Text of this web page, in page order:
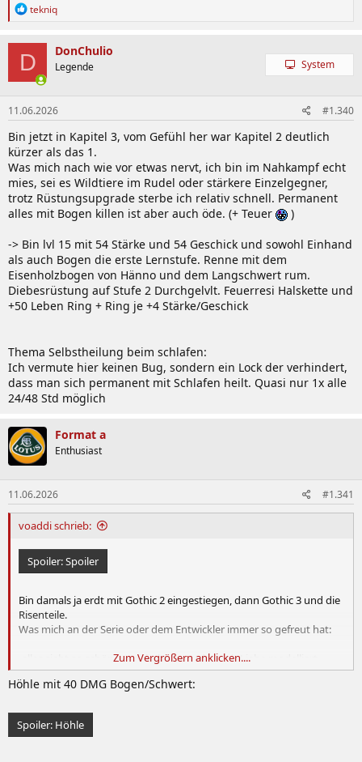
R
k
t
i
o
n
e
n
:
tekniq
D DonChulio
Legende System
11.06.2026 #1.340
Bin jetzt in Kapitel 3, vom Gefühl her war Kapitel 2 deutlich
kürzer als das 1.
Was mich nach wie vor etwas nervt, ich bin im Nahkampf echt
mies, sei es Wildtiere im Rudel oder stärkere Einzelgegner,
trotz Rüstungsupgrade sterbe ich relativ schnell. Permanent
alles mit Bogen killen ist aber auch öde. (+ Teuer
)
-> Bin lvl 15 mit 54 Stärke und 54 Geschick und sowohl Einhand
als auch Bogen die erste Lernstufe. Renne mit dem
Eisenholzbogen von Hänno und dem Langschwert rum.
Diebesrüstung auf Stufe 2 Durchgelvlt. Feuerresi Halskette und
+50 Leben Ring + Ring je +4 Stärke/Geschick
Thema Selbstheilung beim schlafen:
Ich vermute hier keinen Bug, sondern ein Lock der verhindert,
dass man sich permanent mit Schlafen heilt. Quasi nur 1x alle
24/48 Std möglich
Format a
Enthusiast
11.06.2026 #1.341
voaddi schrieb:
Spoiler:Spoiler
Bin damals ja erdt mit Gothic 2 eingestiegen, dann Gothic 3 und die
Risenteile.
Was mich an der Serie oder dem Entwickler immer so gefreut hat:
-alles sieht so schön organisch aus und ist mit Liebe modelliert
- Der Humor, die teils derben Sprüche.
Grad nicht viel Zeit das Game zu spielen aber generell sieht die Welt
Zum Vergrößern anklicken....
Höhle mit 40 DMG Bogen/Schwert:
Spoiler: Höhle